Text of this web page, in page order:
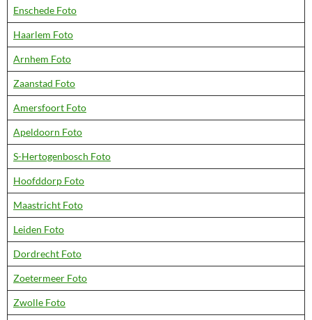
Enschede Foto
Haarlem Foto
Arnhem Foto
Zaanstad Foto
Amersfoort Foto
Apeldoorn Foto
S-Hertogenbosch Foto
Hoofddorp Foto
Maastricht Foto
Leiden Foto
Dordrecht Foto
Zoetermeer Foto
Zwolle Foto